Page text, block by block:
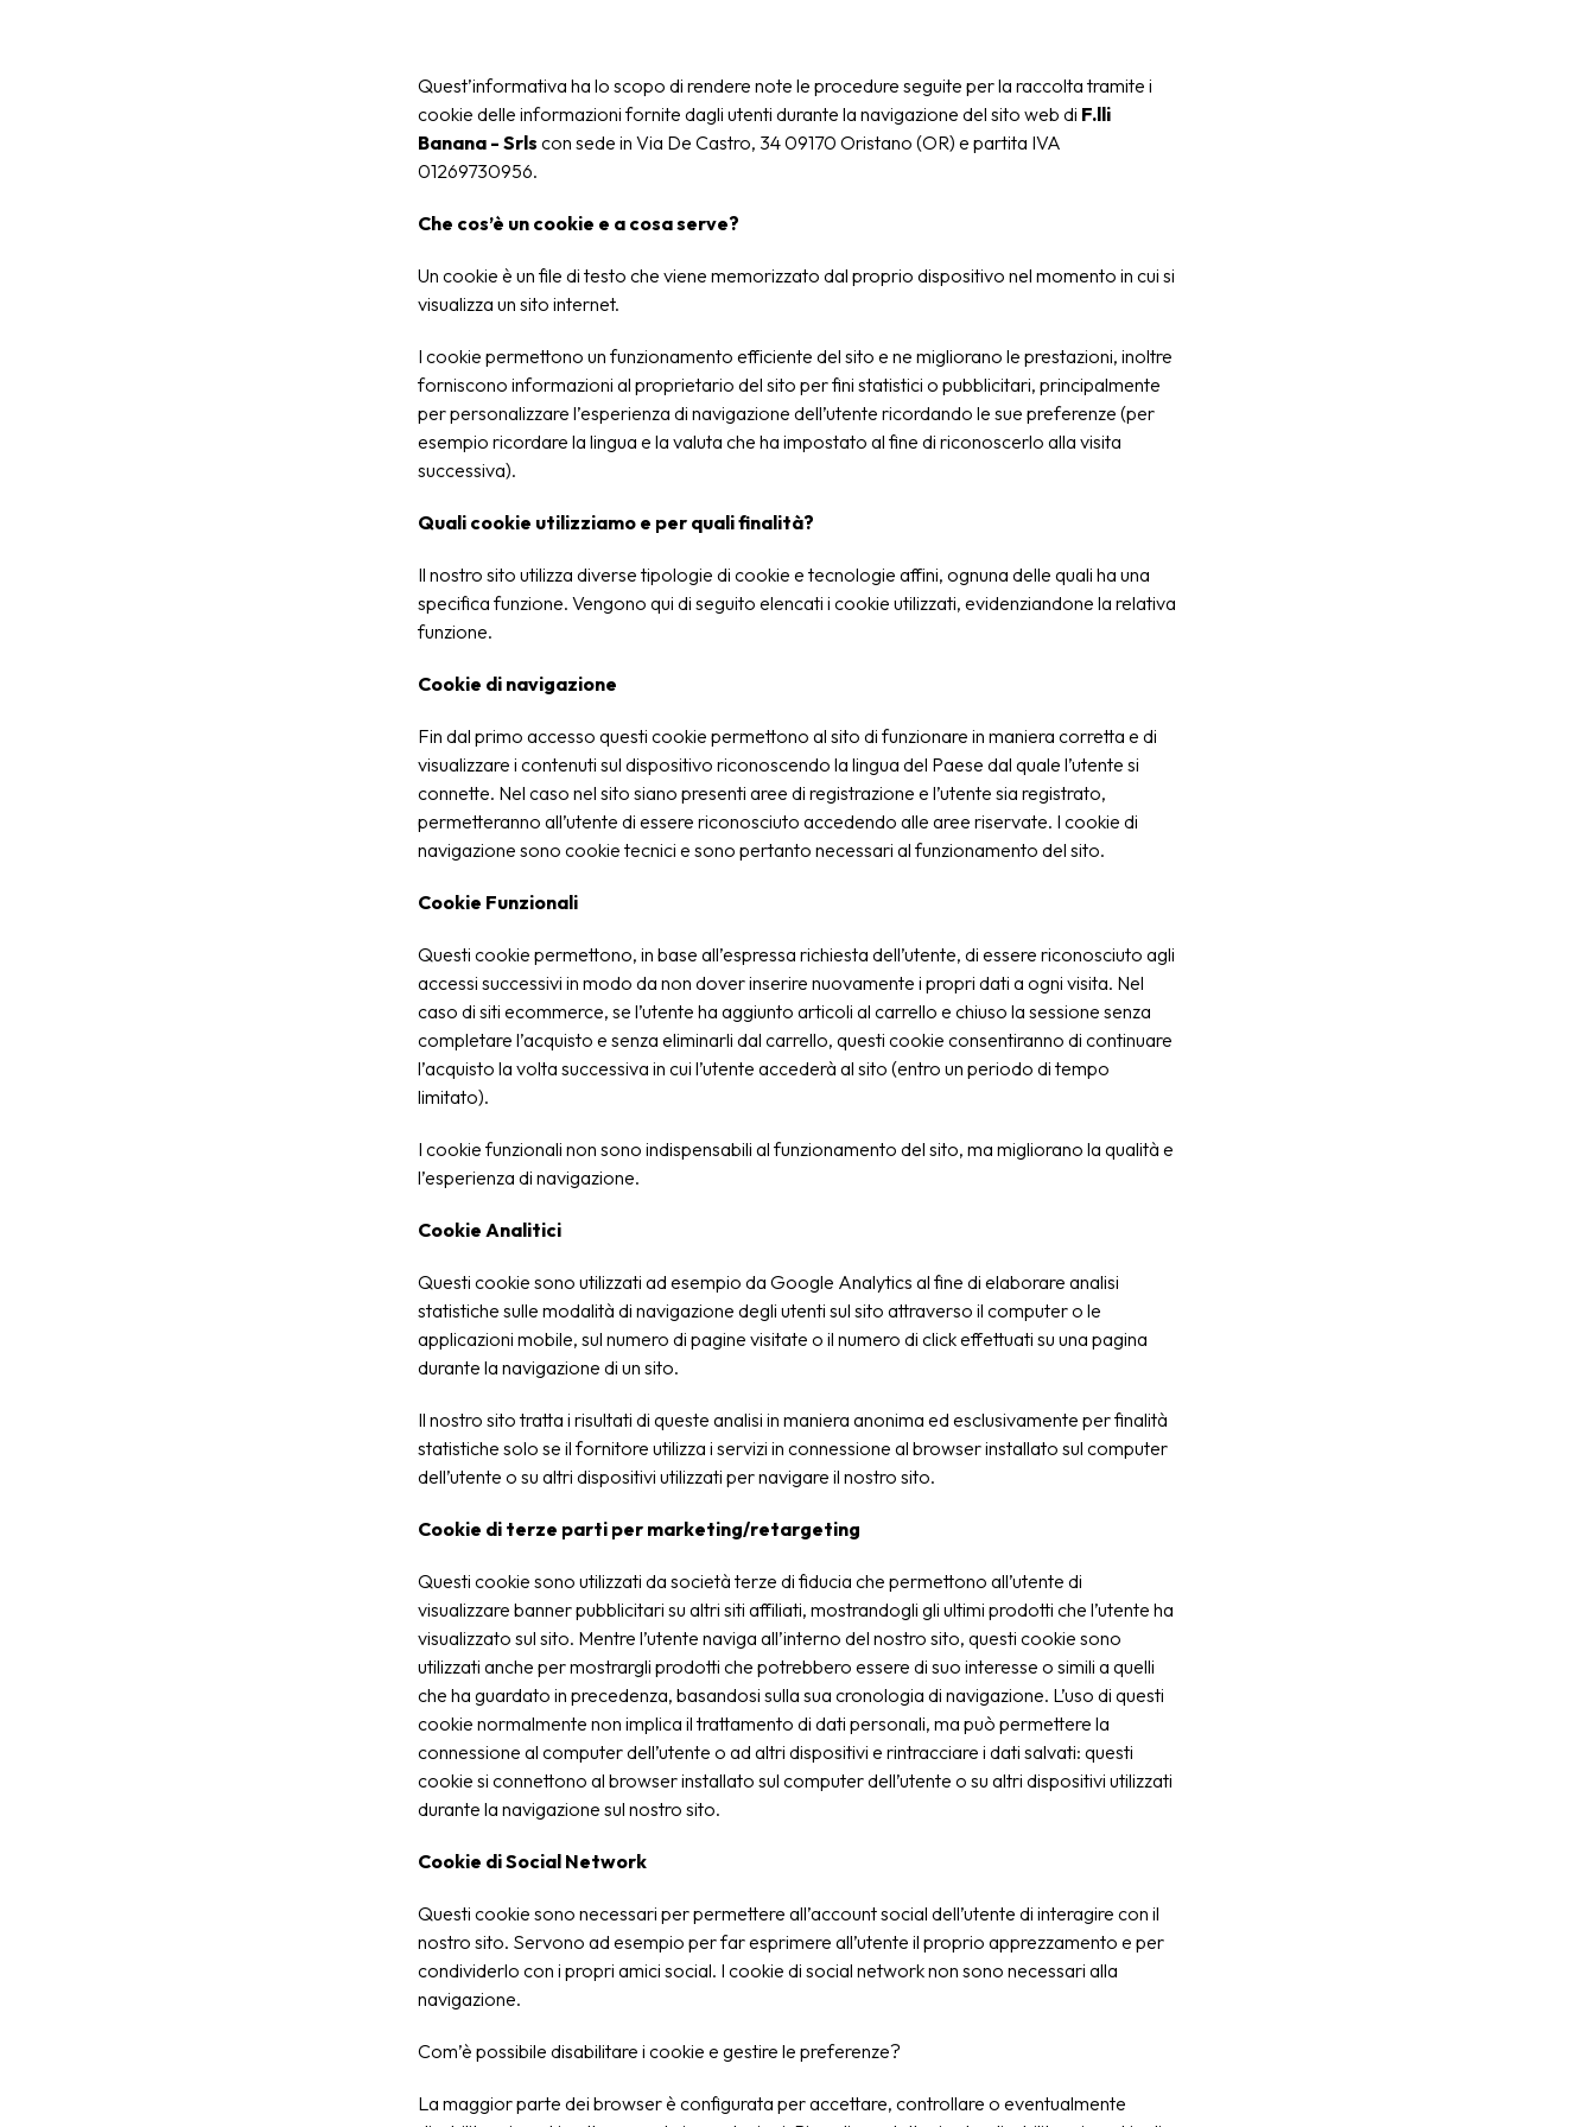
Quest’informativa ha lo scopo di rendere note le procedure seguite per la raccolta tramite i
cookie delle informazioni fornite dagli utenti durante la navigazione del sito web di F.lli
Banana - Srls con sede in Via De Castro, 34 09170 Oristano (OR) e partita IVA
01269730956.
Che cos’è un cookie e a cosa serve?
Un cookie è un file di testo che viene memorizzato dal proprio dispositivo nel momento in cui si
visualizza un sito internet.
I cookie permettono un funzionamento efficiente del sito e ne migliorano le prestazioni, inoltre
forniscono informazioni al proprietario del sito per fini statistici o pubblicitari, principalmente
per personalizzare l’esperienza di navigazione dell’utente ricordando le sue preferenze (per
esempio ricordare la lingua e la valuta che ha impostato al fine di riconoscerlo alla visita
successiva).
Quali cookie utilizziamo e per quali finalità?
Il nostro sito utilizza diverse tipologie di cookie e tecnologie affini, ognuna delle quali ha una
specifica funzione. Vengono qui di seguito elencati i cookie utilizzati, evidenziandone la relativa
funzione.
Cookie di navigazione
Fin dal primo accesso questi cookie permettono al sito di funzionare in maniera corretta e di
visualizzare i contenuti sul dispositivo riconoscendo la lingua del Paese dal quale l’utente si
connette. Nel caso nel sito siano presenti aree di registrazione e l’utente sia registrato,
permetteranno all’utente di essere riconosciuto accedendo alle aree riservate. I cookie di
navigazione sono cookie tecnici e sono pertanto necessari al funzionamento del sito.
Cookie Funzionali
Questi cookie permettono, in base all’espressa richiesta dell’utente, di essere riconosciuto agli
accessi successivi in modo da non dover inserire nuovamente i propri dati a ogni visita. Nel
caso di siti e­commerce, se l’utente ha aggiunto articoli al carrello e chiuso la sessione senza
completare l’acquisto e senza eliminarli dal carrello, questi cookie consentiranno di continuare
l’acquisto la volta successiva in cui l’utente accederà al sito (entro un periodo di tempo
limitato).
I cookie funzionali non sono indispensabili al funzionamento del sito, ma migliorano la qualità e
l’esperienza di navigazione.
Cookie Analitici
Questi cookie sono utilizzati ad esempio da Google Analytics al fine di elaborare analisi
statistiche sulle modalità di navigazione degli utenti sul sito attraverso il computer o le
applicazioni mobile, sul numero di pagine visitate o il numero di click effettuati su una pagina
durante la navigazione di un sito.
Il nostro sito tratta i risultati di queste analisi in maniera anonima ed esclusivamente per finalità
statistiche solo se il fornitore utilizza i servizi in connessione al browser installato sul computer
dell’utente o su altri dispositivi utilizzati per navigare il nostro sito.
Cookie di terze parti per marketing/retargeting
Questi cookie sono utilizzati da società terze di fiducia che permettono all’utente di
visualizzare banner pubblicitari su altri siti affiliati, mostrandogli gli ultimi prodotti che l’utente ha
visualizzato sul sito. Mentre l’utente naviga all’interno del nostro sito, questi cookie sono
utilizzati anche per mostrargli prodotti che potrebbero essere di suo interesse o simili a quelli
che ha guardato in precedenza, basandosi sulla sua cronologia di navigazione. L’uso di questi
cookie normalmente non implica il trattamento di dati personali, ma può permettere la
connessione al computer dell’utente o ad altri dispositivi e rintracciare i dati salvati: questi
cookie si connettono al browser installato sul computer dell’utente o su altri dispositivi utilizzati
durante la navigazione sul nostro sito.
Cookie di Social Network
Questi cookie sono necessari per permettere all’account social dell’utente di interagire con il
nostro sito. Servono ad esempio per far esprimere all’utente il proprio apprezzamento e per
condividerlo con i propri amici social. I cookie di social network non sono necessari alla
navigazione.
Com’è possibile disabilitare i cookie e gestire le preferenze?
La maggior parte dei browser è configurata per accettare, controllare o eventualmente